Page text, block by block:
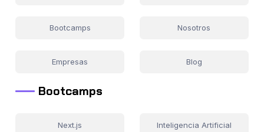
Bootcamps Nosotros
Empresas Blog
Bootcamps
Next.js
Inteligencia Artificial